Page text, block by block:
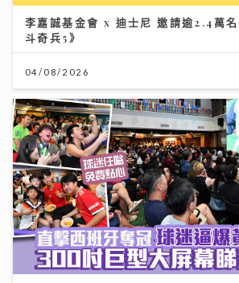
李嘉誠基金會 x 迪士尼 邀請逾2.4萬名
斗奇兵5》
04/08/2026